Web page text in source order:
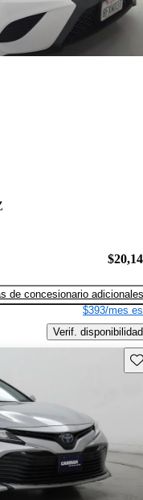
de concesionario adicionales
$393/mes
Verif. disponibilidad